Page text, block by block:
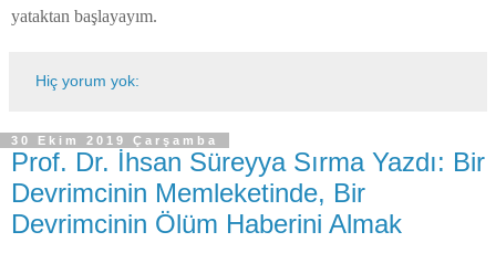
yataktan başlayayım.
Hiç yorum yok:
30 Ekim 2019 Çarşamba
Prof. Dr. İhsan Süreyya Sırma Yazdı: Bir
Devrimcinin Memleketinde, Bir
Devrimcinin Ölüm Haberini Almak